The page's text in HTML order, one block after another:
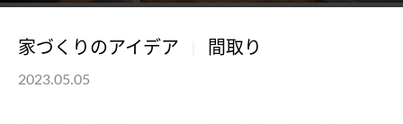
家づくりのアイデア 間取り
2023.05.05